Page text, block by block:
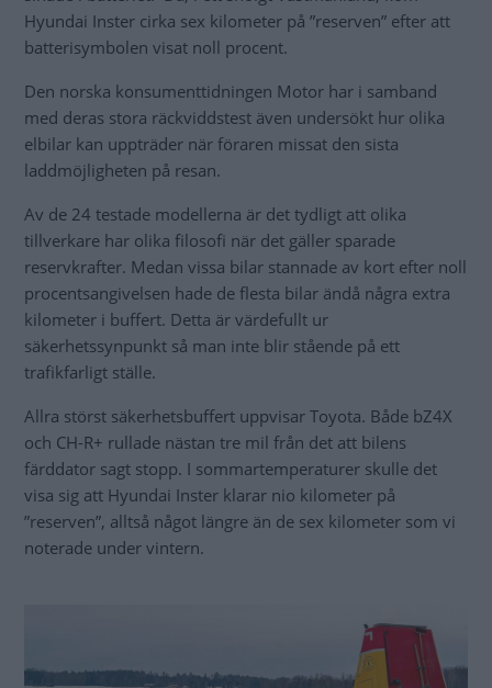
Hyundai Inster cirka sex kilometer på ”reserven” efter att
batterisymbolen visat noll procent.
Den norska konsumenttidningen Motor har i samband
med deras stora räckviddstest även undersökt hur olika
elbilar kan uppträder när föraren missat den sista
laddmöjligheten på resan.
Av de 24 testade modellerna är det tydligt att olika
tillverkare har olika filosofi när det gäller sparade
reservkrafter. Medan vissa bilar stannade av kort efter noll
procentsangivelsen hade de flesta bilar ändå några extra
kilometer i buffert. Detta är värdefullt ur
säkerhetssynpunkt så man inte blir stående på ett
trafikfarligt ställe.
Allra störst säkerhetsbuffert uppvisar Toyota. Både bZ4X
och CH-R+ rullade nästan tre mil från det att bilens
färddator sagt stopp. I sommartemperaturer skulle det
visa sig att Hyundai Inster klarar nio kilometer på
”reserven”, alltså något längre än de sex kilometer som vi
noterade under vintern.